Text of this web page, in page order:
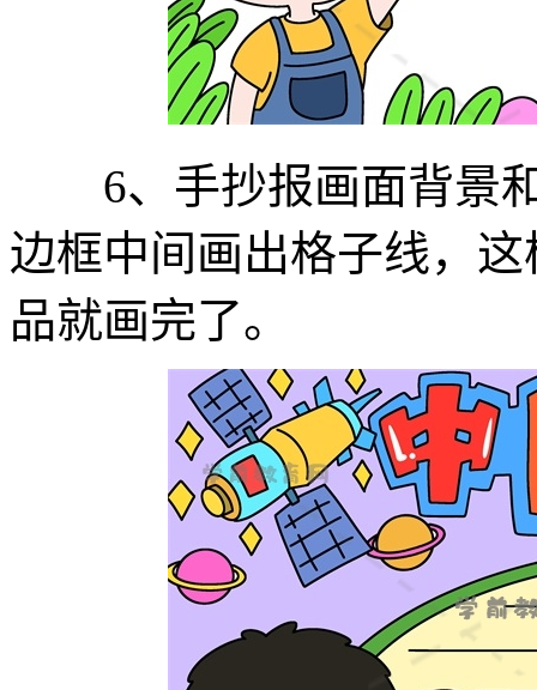
6、手抄报画面背景和
边框中间画出格子线，
品就画完了。